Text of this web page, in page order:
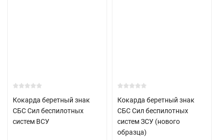
Кокарда беретный знак
СБС Сил беспилотных
систем ВСУ
Кокарда беретный знак
СБС Сил беспилотных
систем ЗСУ (нового
образца)